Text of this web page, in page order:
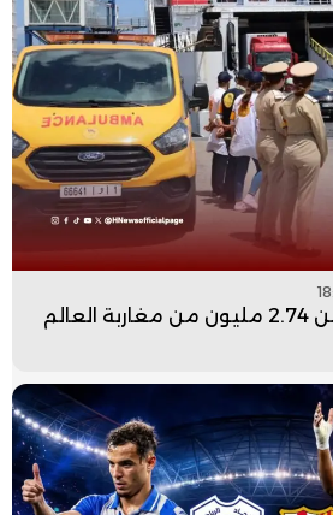
“مرحبا 2026”.. أكثر من 2.74 مليون من مغاربة العالم